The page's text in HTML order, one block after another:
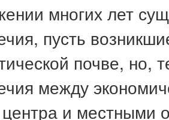
многих лет
пусть
почве, но,
между
и местными